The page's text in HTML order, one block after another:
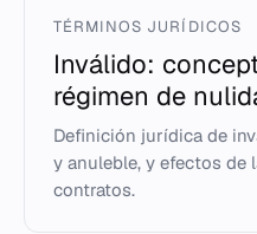
TÉRMINOS JURÍDICOS
Inválido:
régimen de
Definición jurídica de
y anuleble, y efectos de
contratos.